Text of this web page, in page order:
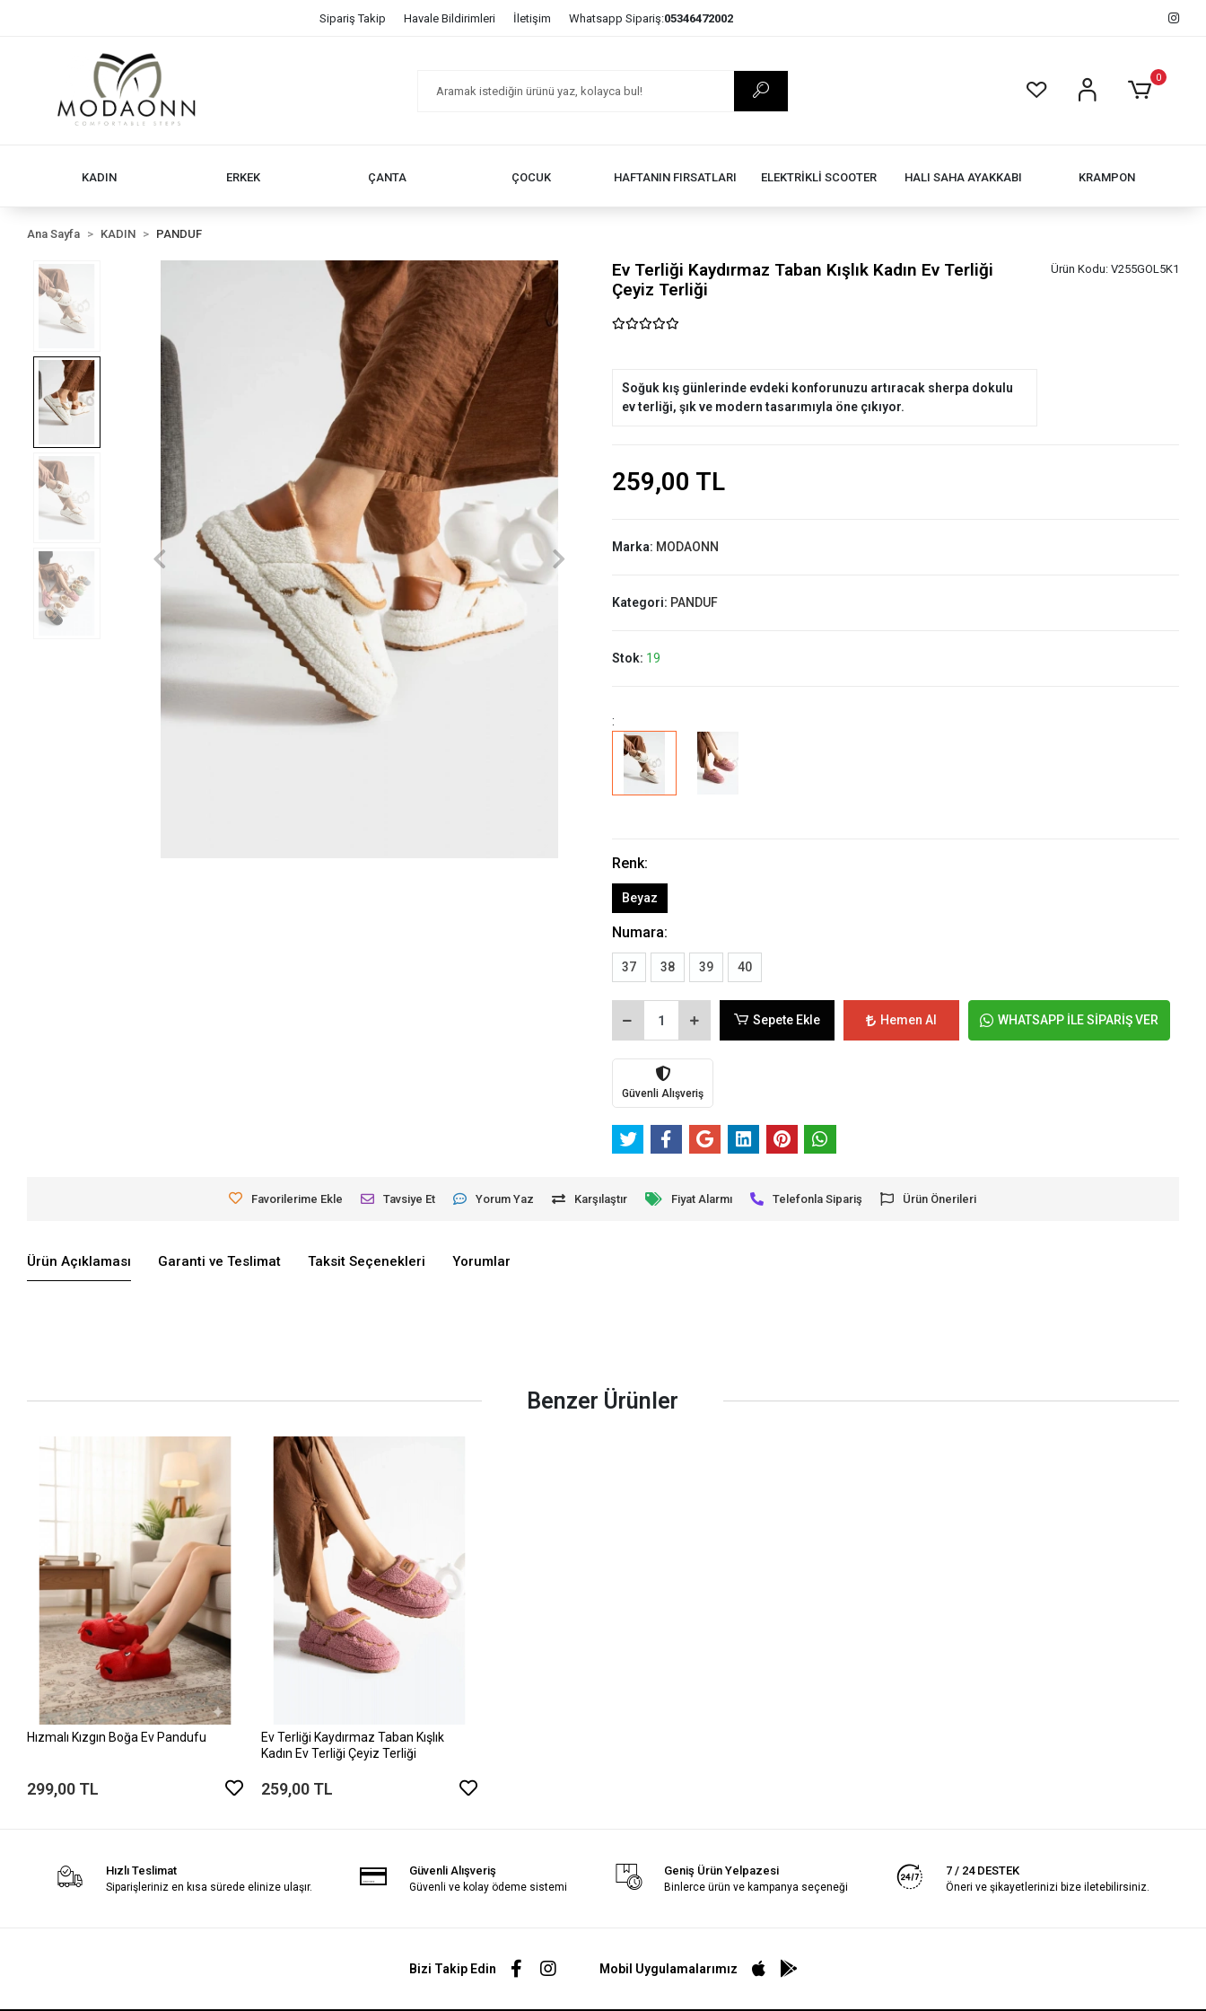
Sipariş Takip Havale Bildirimleri İletişim Whatsapp Sipariş:05346472002
0
KADIN ERKEK ÇANTA ÇOCUK HAFTANIN FIRSATLARI ELEKTRİKLİ SCOOTER HALI SAHA AYAKKABI KRAMPON
Ana Sayfa KADIN PANDUF
Ev Terliği Kaydırmaz Taban Kışlık Kadın Ev Terliği
Çeyiz Terliği
Ürün Kodu: V255GOL5K1
Soğuk kış günlerinde evdeki konforunuzu artıracak sherpa dokulu
ev terliği, şık ve modern tasarımıyla öne çıkıyor.
259,00 TL
Marka: MODAONN
Kategori: PANDUF
Stok: 19
:
Renk:
Beyaz
Numara:
37 38 39 40
Sepete Ekle Hemen Al WHATSAPP İLE SİPARİŞ VER
Güvenli Alışveriş
Favorilerime Ekle Tavsiye Et Yorum Yaz Karşılaştır Fiyat Alarmı Telefonla Sipariş Ürün Önerileri
Ürün Açıklaması Garanti ve Teslimat Taksit Seçenekleri Yorumlar
Benzer Ürünler
Hızmalı Kızgın Boğa Ev Pandufu
299,00 TL
Ev Terliği Kaydırmaz Taban Kışlık
Kadın Ev Terliği Çeyiz Terliği
259,00 TL
Hızlı Teslimat
Siparişleriniz en kısa sürede elinize ulaşır.
Güvenli Alışveriş
Güvenli ve kolay ödeme sistemi
Geniş Ürün Yelpazesi
Binlerce ürün ve kampanya seçeneği
7 / 24 DESTEK
Öneri ve şikayetlerinizi bize iletebilirsiniz.
Bizi Takip Edin Mobil Uygulamalarımız